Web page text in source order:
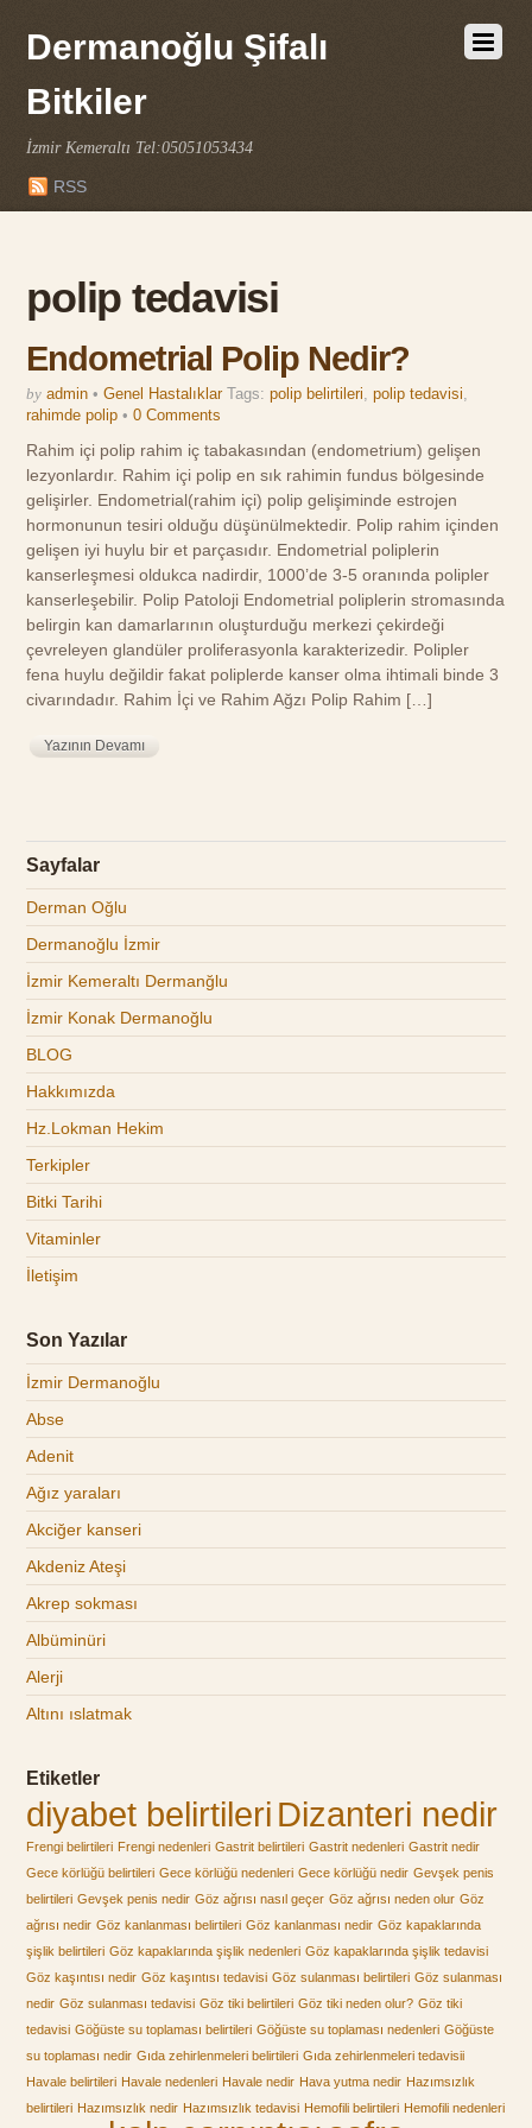
Dermanoğlu Şifalı
Bitkiler
İzmir Kemeraltı Tel:05051053434
RSS
polip tedavisi
Endometrial Polip Nedir?
by admin • Genel Hastalıklar Tags:polip belirtileri,polip tedavisi,
rahimde polip •0 Comments
Rahim içi polip rahim iç tabakasından (endometrium) gelişen
lezyonlardır. Rahim içi polip en sık rahimin fundus bölgesinde
gelişirler. Endometrial(rahim içi) polip gelişiminde estrojen
hormonunun tesiri olduğu düşünülmektedir. Polip rahim içinden
gelişen iyi huylu bir et parçasıdır. Endometrial poliplerin
kanserleşmesi oldukca nadirdir, 1000’de 3-5 oranında polipler
kanserleşebilir. Polip Patoloji Endometrial poliplerin stromasında
belirgin kan damarlarının oluşturduğu merkezi çekirdeği
çevreleyen glandüler proliferasyonla karakterizedir. Polipler
fena huylu değildir fakat poliplerde kanser olma ihtimali binde 3
civarındadır. Rahim İçi ve Rahim Ağzı Polip Rahim […]
Yazının Devamı
Sayfalar
Derman Oğlu
Dermanoğlu İzmir
İzmir Kemeraltı Dermanğlu
İzmir Konak Dermanoğlu
BLOG
Hakkımızda
Hz.Lokman Hekim
Terkipler
Bitki Tarihi
Vitaminler
İletişim
Son Yazılar
İzmir Dermanoğlu
Abse
Adenit
Ağız yaraları
Akciğer kanseri
Akdeniz Ateşi
Akrep sokması
Albüminüri
Alerji
Altını ıslatmak
Etiketler
diyabet belirtileri Dizanteri nedir
Frengi belirtileri Frengi nedenleri Gastrit belirtileri Gastrit nedenleri Gastrit nedir
Gece körlüğü belirtileri Gece körlüğü nedenleri Gece körlüğü nedir Gevşek penis
belirtileri Gevşek penis nedir Göz ağrısı nasıl geçer Göz ağrısı neden olur Göz
ağrısı nedir Göz kanlanması belirtileri Göz kanlanması nedir Göz kapaklarında
şişlik belirtileri Göz kapaklarında şişlik nedenleri Göz kapaklarında şişlik tedavisi
Göz kaşıntısı nedir Göz kaşıntısı tedavisi Göz sulanması belirtileri Göz sulanması
nedir Göz sulanması tedavisi Göz tiki belirtileri Göz tiki neden olur? Göz tiki
tedavisi Göğüste su toplaması belirtileri Göğüste su toplaması nedenleri Göğüste
su toplaması nedir Gıda zehirlenmeleri belirtileri Gıda zehirlenmeleri tedavisii
Havale belirtileri Havale nedenleri Havale nedir Hava yutma nedir Hazımsızlık
belirtileri Hazımsızlık nedir Hazımsızlık tedavisi Hemofili belirtileri Hemofili nedenleri